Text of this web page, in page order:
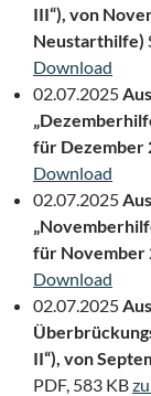
III“), von
Neustarthilfe)
Download
02.07.2025
für Dezember
Download
02.07.2025
für November
Download
02.07.2025
II“), von
PDF, 583 KB